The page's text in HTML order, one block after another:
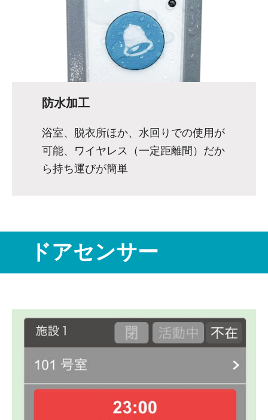
防水加工
浴室、脱衣所ほか、水回りでの使用が
可能、ワイヤレス（一定距離間）だか
ら持ち運びが簡単
ドアセンサー